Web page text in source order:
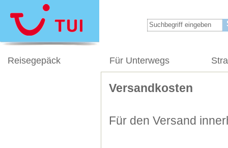
Reisegepäck Für Unterwegs
Versandkosten
Für den Versand